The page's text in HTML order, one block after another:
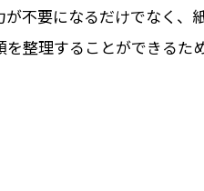
不要になるだけでなく、
整理することができるた